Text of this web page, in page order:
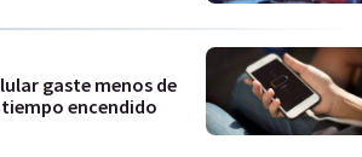
gaste menos de
encendido